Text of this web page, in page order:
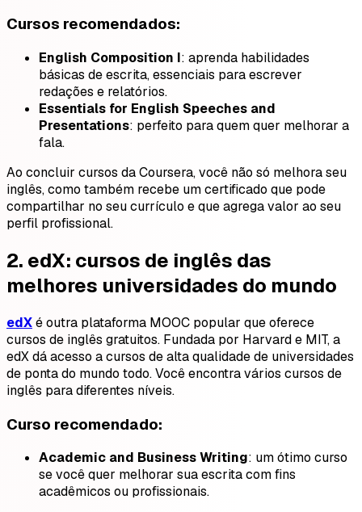
Cursos recomendados:
English Composition I: aprenda habilidades
básicas de escrita, essenciais para escrever
redações e relatórios.
Essentials for English Speeches and
Presentations: perfeito para quem quer melhorar a
fala.
Ao concluir cursos da Coursera, você não só melhora seu
inglês, como também recebe um certificado que pode
compartilhar no seu currículo e que agrega valor ao seu
perfil profissional.
2. edX: cursos de inglês das
melhores universidades do mundo
edXé outra plataforma MOOC popular que oferece
cursos de inglês gratuitos. Fundada por Harvard e MIT, a
edX dá acesso a cursos de alta qualidade de universidades
de ponta do mundo todo. Você encontra vários cursos de
inglês para diferentes níveis.
Curso recomendado:
Academic and Business Writing: um ótimo curso
se você quer melhorar sua escrita com fins
acadêmicos ou profissionais.